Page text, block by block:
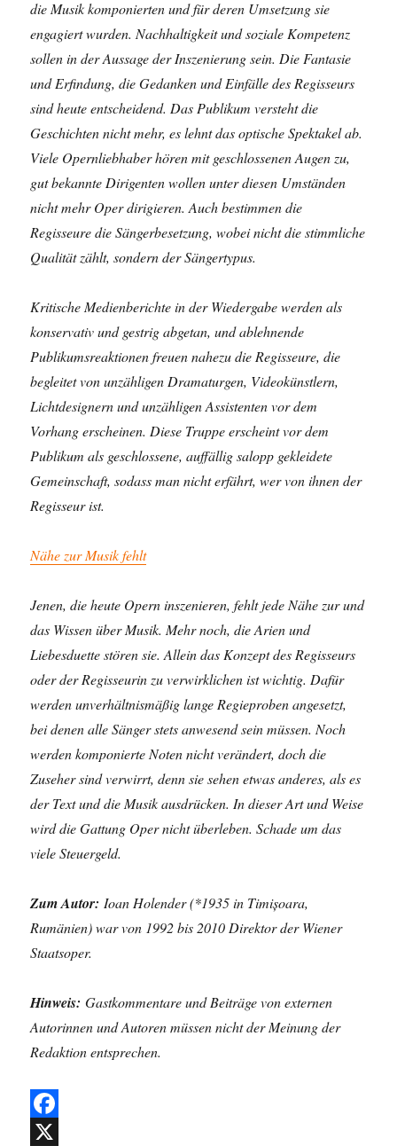
die Musik komponierten und für deren Umsetzung sie
engagiert wurden. Nachhaltigkeit und soziale Kompetenz
sollen in der Aussage der Inszenierung sein. Die Fantasie
und Erfindung, die Gedanken und Einfälle des Regisseurs
sind heute entscheidend. Das Publikum versteht die
Geschichten nicht mehr, es lehnt das optische Spektakel ab.
Viele Opernliebhaber hören mit geschlossenen Augen zu,
gut bekannte Dirigenten wollen unter diesen Umständen
nicht mehr Oper dirigieren. Auch bestimmen die
Regisseure die Sängerbesetzung, wobei nicht die stimmliche
Qualität zählt, sondern der Sängertypus.
Kritische Medienberichte in der Wiedergabe werden als
konservativ und gestrig abgetan, und ablehnende
Publikumsreaktionen freuen nahezu die Regisseure, die
begleitet von unzähligen Dramaturgen, Videokünstlern,
Lichtdesignern und unzähligen Assistenten vor dem
Vorhang erscheinen. Diese Truppe erscheint vor dem
Publikum als geschlossene, auffällig salopp gekleidete
Gemeinschaft, sodass man nicht erfährt, wer von ihnen der
Regisseur ist.
Nähe zur Musik fehlt
Jenen, die heute Opern inszenieren, fehlt jede Nähe zur und
das Wissen über Musik. Mehr noch, die Arien und
Liebesduette stören sie. Allein das Konzept des Regisseurs
oder der Regisseurin zu verwirklichen ist wichtig. Dafür
werden unverhältnismäßig lange Regieproben angesetzt,
bei denen alle Sänger stets anwesend sein müssen. Noch
werden komponierte Noten nicht verändert, doch die
Zuseher sind verwirrt, denn sie sehen etwas anderes, als es
der Text und die Musik ausdrücken. In dieser Art und Weise
wird die Gattung Oper nicht überleben. Schade um das
viele Steuergeld.
Zum Autor: Ioan Holender (*1935 in Timișoara,
Rumänien) war von 1992 bis 2010 Direktor der Wiener
Staatsoper.
Hinweis: Gastkommentare und Beiträge von externen
Autorinnen und Autoren müssen nicht der Meinung der
Redaktion entsprechen.
F